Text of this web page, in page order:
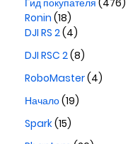
Ronin (18)
DJI RS 2(4)
DJI RSC 2(8)
RoboMaster(4)
Начало(19)
Spark(15)